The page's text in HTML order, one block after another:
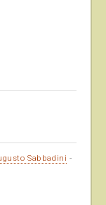
Sabbadini -